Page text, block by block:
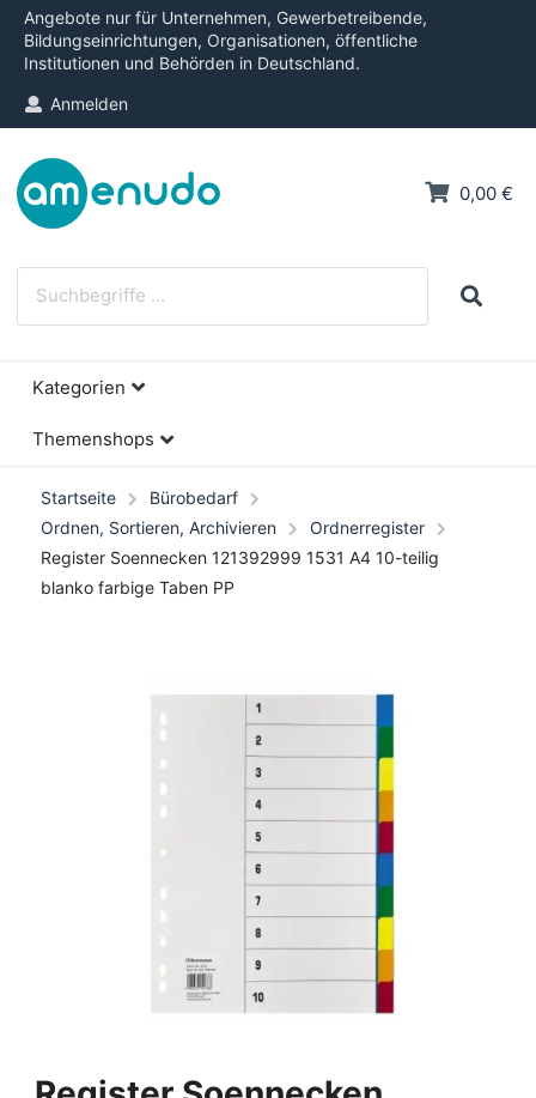
Angebote nur für Unternehmen, Gewerbetreibende,
Bildungseinrichtungen, Organisationen, öffentliche
Institutionen und Behörden in Deutschland.
Anmelden
0,00 €
Kategorien
Themenshops
Startseite
Bürobedarf
Ordnen, Sortieren, Archivieren
Ordnerregister
Register Soennecken 121392999 1531 A4 10-teilig
blanko farbige Taben PP